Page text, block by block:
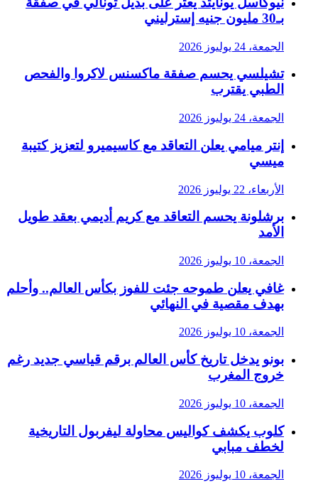
بـ30 مليون جنيه إسترليني
الجمعة، 24 يوليوز 2026
تشيلسي يحسم صفقة ماكسنس لاكروا والفحص
الطبي يقترب
الجمعة، 24 يوليوز 2026
إنتر ميامي يعلن التعاقد مع كاسيميرو لتعزيز كتيبة
ميسي
الأربعاء، 22 يوليوز 2026
برشلونة يحسم التعاقد مع كريم أديمي بعقد طويل
الأمد
الجمعة، 10 يوليوز 2026
غافي يعلن طموحه جئت للفوز بكأس العالم.. وأحلم
بهدف مقصية في النهائي
الجمعة، 10 يوليوز 2026
بونو يدخل تاريخ كأس العالم برقم قياسي جديد رغم
خروج المغرب
الجمعة، 10 يوليوز 2026
كلوب يكشف كواليس محاولة ليفربول التاريخية
لخطف مبابي
الجمعة، 10 يوليوز 2026